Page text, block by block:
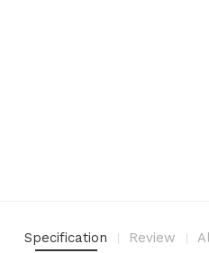
Specification Review